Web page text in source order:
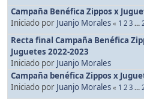
Campaña Benéfica Zippos x
Iniciado por Juanjo Morales « 1 2 3 ...
Recta final Campaña Benéfica
Juguetes 2022-2023
Iniciado por Juanjo Morales
Campaña benéfica Zippos x
Iniciado por Juanjo Morales « 1 2 3 ...